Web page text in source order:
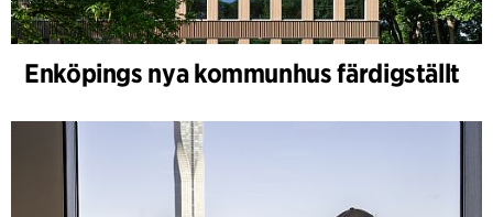
Enköpings nya kommunhus färdigställt